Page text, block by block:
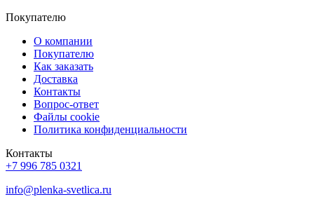
Покупателю
О компании
Покупателю
Как заказать
Доставка
Контакты
Вопрос-ответ
Файлы cookie
Политика конфиденциальности
Контакты
+7 996 785 0321
info@plenka-svetlica.ru